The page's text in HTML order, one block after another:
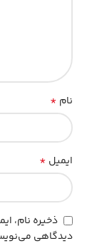
نام *
ایمیل *
ذخیره نام،
دیدگاهی